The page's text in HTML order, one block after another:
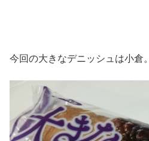
今回の大きなデニッシュは小倉。